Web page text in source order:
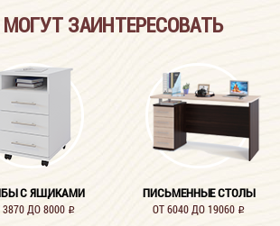
МОГУТ ЗАИНТЕРЕСОВАТЬ
С ЯЩИКАМИ
3870 ДО 8000 i
ПИСЬМЕННЫЕ СТОЛЫ
ОТ 6040 ДО 19060 i